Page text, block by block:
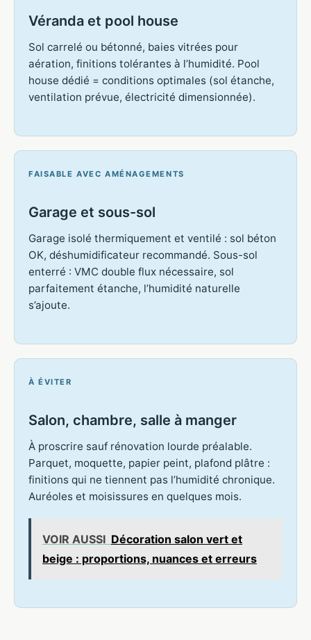
Véranda et pool house
Sol carrelé ou bétonné, baies vitrées pour
aération, finitions tolérantes à l’humidité. Pool
house dédié = conditions optimales (sol étanche,
ventilation prévue, électricité dimensionnée).
FAISABLE AVEC AMÉNAGEMENTS
Garage et sous-sol
Garage isolé thermiquement et ventilé : sol béton
OK, déshumidificateur recommandé. Sous-sol
enterré : VMC double flux nécessaire, sol
parfaitement étanche, l’humidité naturelle
s’ajoute.
À ÉVITER
Salon, chambre, salle à manger
À proscrire sauf rénovation lourde préalable.
Parquet, moquette, papier peint, plafond plâtre :
finitions qui ne tiennent pas l’humidité chronique.
Auréoles et moisissures en quelques mois.
VOIR AUSSI Décoration salon vert et
beige : proportions, nuances et erreurs